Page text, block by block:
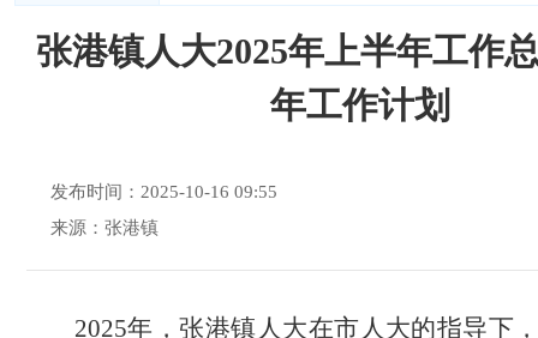
张港镇人大2025年上半年工作
年工作计划
发布时间：2025-10-16 09:55
来源：张港镇
2025年，张港镇人大在市人大的指导下